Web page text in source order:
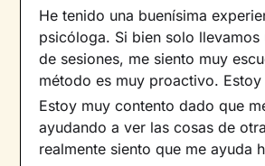
He tenido una buenísima
psicóloga. Si bien solo llevamos
de sesiones, me siento muy
método es muy proactivo. Estoy
Estoy muy contento dado que
ayudando a ver las cosas de
realmente siento que me ayuda